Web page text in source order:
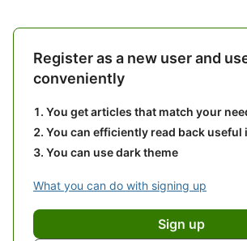
Register as a new user and
conveniently
You get articles that match your
You can efficiently read back
You can use dark theme
What you can do with signing up
Sign up